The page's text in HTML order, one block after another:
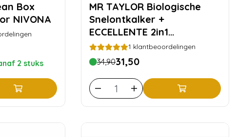
NIVONA
2 stuks
MR TAYLOR Biologische
Snelontkalker +
ECCELLENTE 2in1
Reinigingstabletten voor
Jura
1 klantbeoordelingen
34,9031,50